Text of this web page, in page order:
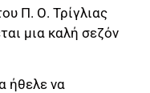
Π. Ο. Τρίγλιας
μια καλή σεζόν
ήθελε να